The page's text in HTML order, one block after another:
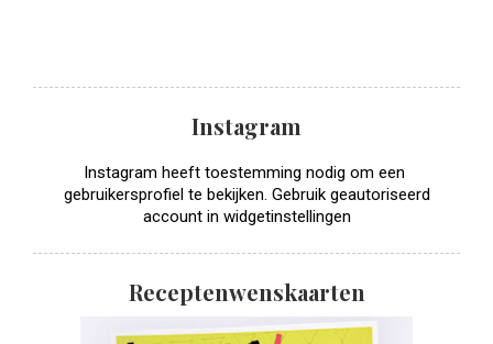
Instagram
Instagram heeft toestemming nodig om een ​​
gebruikersprofiel te bekijken. Gebruik geautoriseerd
account in widgetinstellingen
Receptenwenskaarten